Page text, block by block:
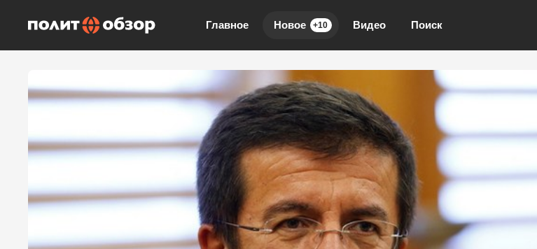
Главное Новое +10 Видео Поиск